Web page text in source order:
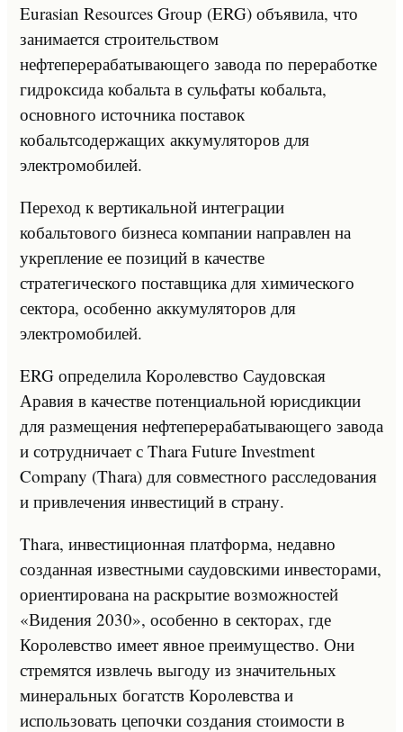
Eurasian Resources Group (ERG) объявила, что
занимается строительством
нефтеперерабатывающего завода по переработке
гидроксида кобальта в сульфаты кобальта,
основного источника поставок
кобальтсодержащих аккумуляторов для
электромобилей.
Переход к вертикальной интеграции
кобальтового бизнеса компании направлен на
укрепление ее позиций в качестве
стратегического поставщика для химического
сектора, особенно аккумуляторов для
электромобилей.
ERG определила Королевство Саудовская
Аравия в качестве потенциальной юрисдикции
для размещения нефтеперерабатывающего завода
и сотрудничает с Thara Future Investment
Company (Thara) для совместного расследования
и привлечения инвестиций в страну.
Thara, инвестиционная платформа, недавно
созданная известными саудовскими инвесторами,
ориентирована на раскрытие возможностей
«Видения 2030», особенно в секторах, где
Королевство имеет явное преимущество. Они
стремятся извлечь выгоду из значительных
минеральных богатств Королевства и
использовать цепочки создания стоимости в